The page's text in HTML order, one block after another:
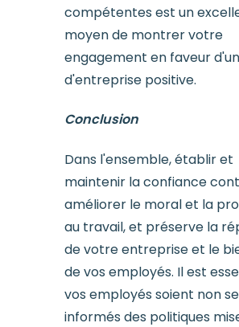
compétentes est un
moyen de montrer votre
engagement en faveur
d'entreprise positive.
Conclusion
Dans l'ensemble, établir et
maintenir la confiance
améliorer le moral et la
au travail, et préserve la
de votre entreprise et le
de vos employés. Il est
vos employés soient non
informés des politiques